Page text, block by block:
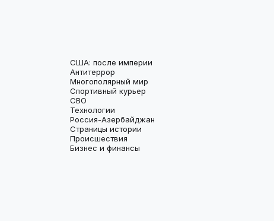
США: после империи
Антитеррор
Многополярный мир
Спортивный курьер
СВО
Технологии
Россия-Азербайджан
Страницы истории
Происшествия
Бизнес и финансы